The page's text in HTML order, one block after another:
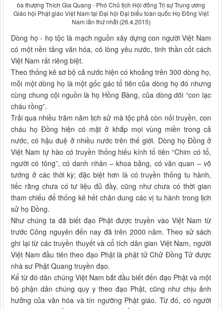
òa thượng Thích Gia Quang - Phó Chủ tịch Hội đồng Trị sự Trung ương
Giáo hội Phật giáo Việt Nam tại Đại hội Đại biểu toàn quốc Họ Đồng Việt
Nam lần thứ nhất (26.4.2015)
Dòng họ - họ tộc là mạch nguồn xây dựng con người Việt Nam
có một nền tảng văn hóa, có lòng yêu nước, tinh thần cốt cách
Việt Nam rất riêng biệt.
Theo thống kê sơ bộ cả nước hiện có khoảng trên 300 dòng họ,
mỗi một dòng họ là một gốc gác tổ tiên của dòng họ đó nhưng
cùng chung cội nguồn là họ Hồng Bàng, của dòng dõi “con lạc
cháu rồng”.
Trải qua nhiều trăm năm lịch sử mà tộc phả còn nối truyền, con
cháu họ Đồng hiện có mặt ở khắp mọi vùng miền trong cả
nước, có hậu duệ ở nhiều nước trên thế giới. Dòng họ Đồng ở
Việt Nam tự hào có truyền thống hiếu kính tổ tiên “Chim có tổ,
người có tông”, có danh nhân – khoa bảng, có văn quan – võ
tướng ở các thời kỳ; đặc biệt hơn là có truyền thống tu hành,
tiếc rằng chưa có tư liệu đủ đầy, cũng như chưa có thời gian
tham chiếu để thống kê hết chân dung các vị tu hành trong lịch
sử họ Đồng.
Như chúng ta đã biết đạo Phật được truyền vào Việt Nam từ
trước Công nguyên đến nay đã trên 2000 năm. Theo sử sách
ghi lại từ các truyền thuyết và cổ tích dân gian Việt Nam, người
Việt Nam đầu tiên theo đạo Phật là phật tử Chử Đồng Tử được
nhà sư Phật Quang truyền đạo.
Kể từ đó dân chúng Việt Nam bắt đầu biết đến đạo Phật và một
bộ phận dân chúng quy y theo đạo Phật, cũng như chịu ảnh
hưởng của văn hóa và tín ngưỡng Phật giáo. Từ đó, có người